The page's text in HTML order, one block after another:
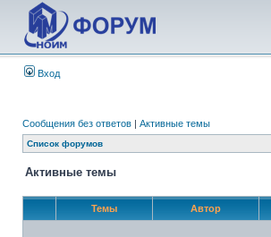
Вход
Сообщения без ответов | Активные темы
Список форумов
Активные темы
Темы Автор